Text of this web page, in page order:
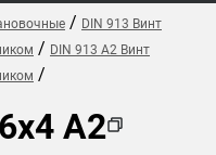
/ DIN 913 Винт
/ DIN 913 A2 Винт
/
A2